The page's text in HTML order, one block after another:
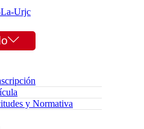
Urjc
y Normativa